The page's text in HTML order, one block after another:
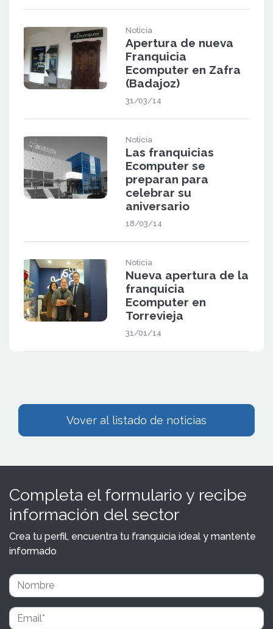
Noticia
Apertura de nueva
Franquicia
Ecomputer en Zafra
(Badajoz)
31/03/14
Noticia
Las franquicias
Ecomputer se
preparan para
celebrar su
aniversario
18/03/14
Noticia
Nueva apertura de la
franquicia
Ecomputer en
Torrevieja
31/01/14
Vover al listado de noticias
Completa el formulario y recibe
información del sector
Crea tu perfil, encuentra tu franquicia ideal y mantente
informado